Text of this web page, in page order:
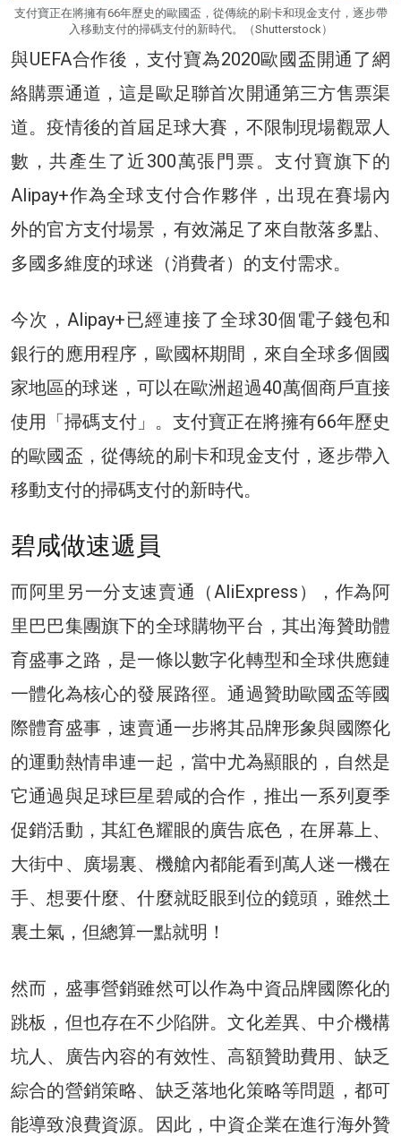
支付寶正在將擁有66年歷史的歐國盃，從傳統的刷卡和現金支付，逐步帶
入移動支付的掃碼支付的新時代。（Shutterstock）
與UEFA合作後，支付寶為2020歐國盃開通了網
絡購票通道，這是歐足聯首次開通第三方售票渠
道。疫情後的首屆足球大賽，不限制現場觀眾人
數，共產生了近300萬張門票。支付寶旗下的
Alipay+作為全球支付合作夥伴，出現在賽場內
外的官方支付場景，有效滿足了來自散落多點、
多國多維度的球迷（消費者）的支付需求。
今次，Alipay+已經連接了全球30個電子錢包和
銀行的應用程序，歐國杯期間，來自全球多個國
家地區的球迷，可以在歐洲超過40萬個商戶直接
使用「掃碼支付」。支付寶正在將擁有66年歷史
的歐國盃，從傳統的刷卡和現金支付，逐步帶入
移動支付的掃碼支付的新時代。
碧咸做速遞員
而阿里另一分支速賣通（AliExpress），作為阿
里巴巴集團旗下的全球購物平台，其出海贊助體
育盛事之路，是一條以數字化轉型和全球供應鏈
一體化為核心的發展路徑。通過贊助歐國盃等國
際體育盛事，速賣通一步將其品牌形象與國際化
的運動熱情串連一起，當中尤為顯眼的，自然是
它通過與足球巨星碧咸的合作，推出一系列夏季
促銷活動，其紅色耀眼的廣告底色，在屏幕上、
大街中、廣場裏、機艙內都能看到萬人迷一機在
手、想要什麼、什麼就眨眼到位的鏡頭，雖然土
裏土氣，但總算一點就明！
然而，盛事營銷雖然可以作為中資品牌國際化的
跳板，但也存在不少陷阱。文化差異、中介機構
坑人、廣告內容的有效性、高額贊助費用、缺乏
綜合的營銷策略、缺乏落地化策略等問題，都可
能導致浪費資源。因此，中資企業在進行海外贊